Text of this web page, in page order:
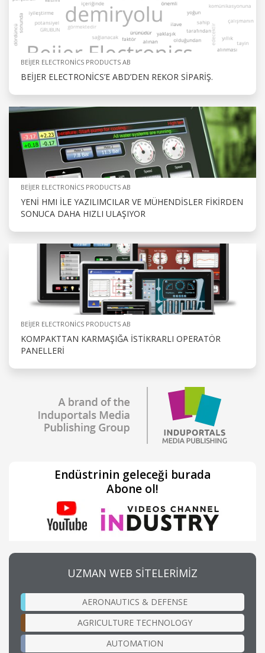
BEIJER ELECTRONICS PRODUCTS AB
BEIJER ELECTRONICS’E ABD’DEN REKOR SIPARIŞ.
BEIJER ELECTRONICS PRODUCTS AB
YENI HMI ILE YAZILIMCILAR VE MÜHENDISLER FIKIRDEN
SONUCA DAHA HIZLI ULAŞIYOR
BEIJER ELECTRONICS PRODUCTS AB
KOMPAKTTAN KARMAŞIĞA ISTIKRARLI OPERATÖR
PANELLERI
Endüstrinin geleceği burada
Abone ol!
UZMAN WEB SİTELERİMİZ
AERONAUTICS & DEFENSE
AGRICULTURE TECHNOLOGY
AUTOMATION